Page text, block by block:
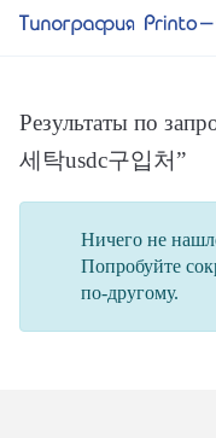
Результаты по
세탁usdc구입처”
Ничего не
Попробуйте
по-другому.